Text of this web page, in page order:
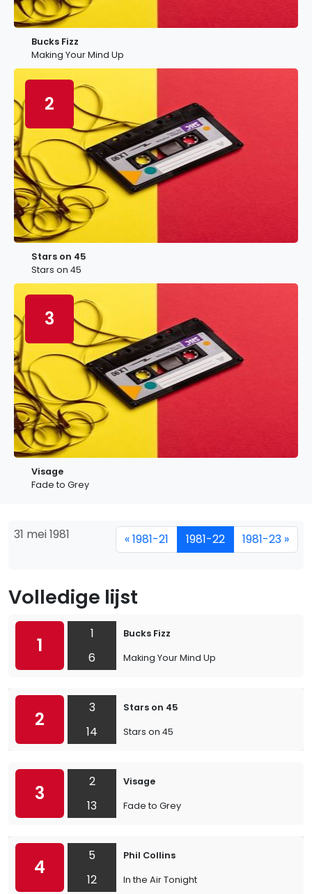
Bucks Fizz
Making Your Mind Up
2
Stars on 45
Stars on 45
3
Visage
Fade to Grey
31 mei 1981 « 1981-21 1981-22 1981-23 »
Volledige lijst
1
1
6
Bucks Fizz
Making Your Mind Up
2
3
14
Stars on 45
Stars on 45
3
2
13
Visage
Fade to Grey
4
5
12
Phil Collins
In the Air Tonight